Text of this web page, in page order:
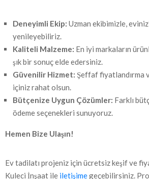
Deneyimli Ekip: Uzman ekibimizle,
yenileyebiliriz.
Kaliteli Malzeme: En iyi markaların
şık bir sonuç elde edersiniz.
Güvenilir Hizmet: Şeffaf fiyatlandırma
içiniz rahat olsun.
Bütçenize Uygun Çözümler: Farklı
ödeme seçenekleri sunuyoruz.
Hemen Bize Ulaşın!
Ev tadilatı projeniz için ücretsiz keşif ve
Kuleci İnşaat ile iletişimegeçebilirsiniz.